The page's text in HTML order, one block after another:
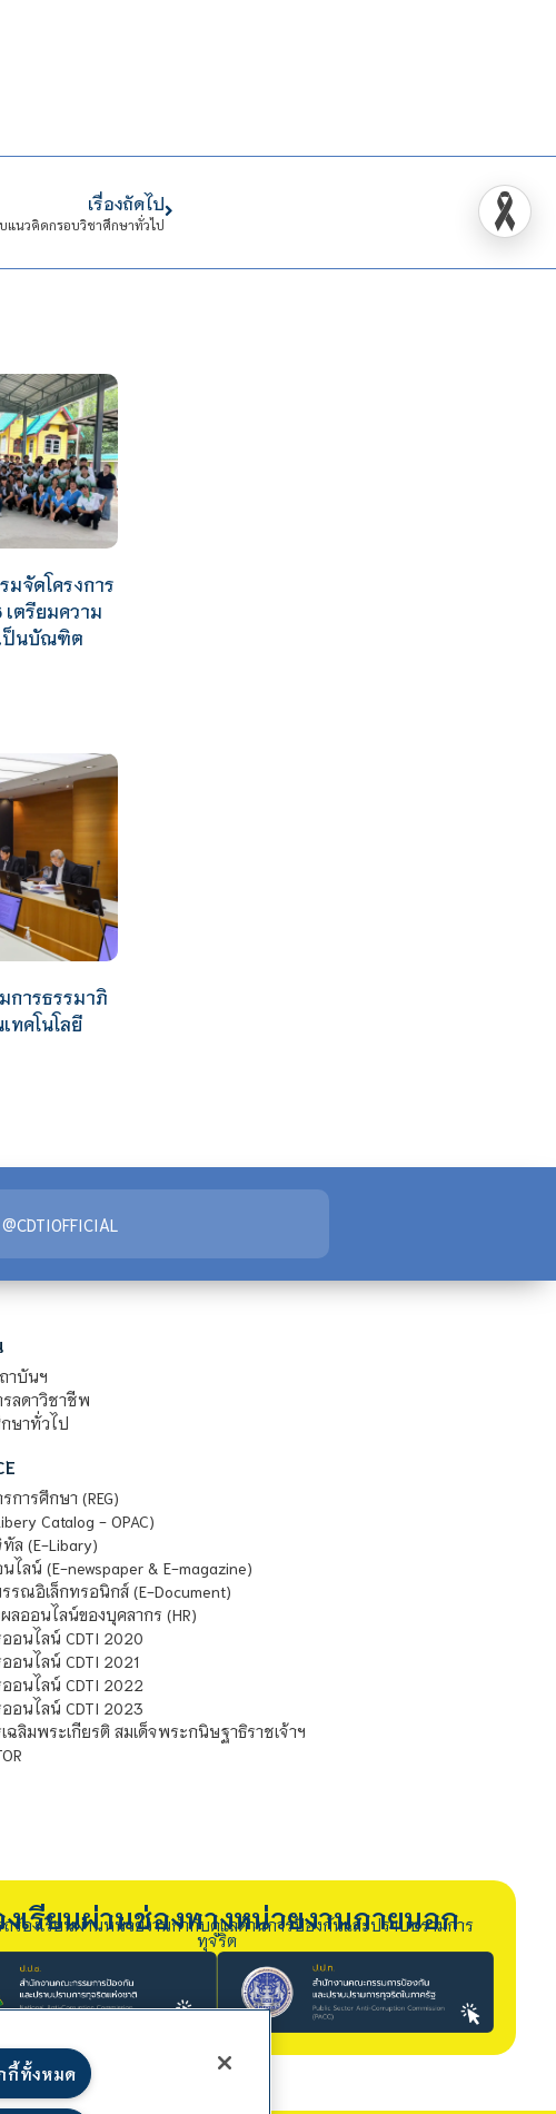
เรื่องถัดไป
แนวคิดกรอบวิชาศึกษาทั่วไป
มจัดโครงการ
เตรียมความ
ป็นบัณฑิต
การธรรมาภิ
ทคโนโลยี
@CDTIOFFICIAL
าบันฯ
รลดาวิชาชีพ
ษาทั่วไป
การศึกษา (REG)
Catalog - OPAC)
ล (E-Libary)
ไลน์ (E-newspaper & E-magazine)
รณอิเล็กทรอนิกส์ (E-Document)
ลออนไลน์ของบุคลากร (HR)
อนไลน์ CDTI 2020
อนไลน์ CDTI 2021
อนไลน์ CDTI 2022
อนไลน์ CDTI 2023
ฉลิมพระเกียรติ สมเด็จพระกนิษฐาธิราชเจ้าฯ
งเรียนผ่านช่องทางหน่วยงานภายนอก
ถร้องเรียนผ่านหน่วยงานกำกับดูแลด้านการป้องกันและปราบปรามการ
ทุจริต
กี้ทั้งหมด